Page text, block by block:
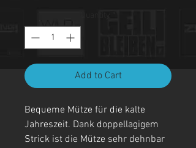
Add to Cart
Bequeme Mütze für die kalte
Jahreszeit. Dank doppellagigem
Strick ist die Mütze sehr dehnbar